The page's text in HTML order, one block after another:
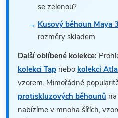
se zelenou?
Kusový běhoun Maya
rozměry skladem
Další oblíbené kolekce:
kolekci Tap nebo kolekci
vzorem. Mimořádné
protiskluzových běhounů
nabízíme v mnoha šířích,